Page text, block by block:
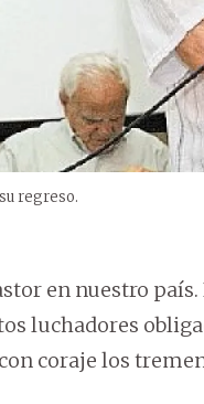
regreso.
en nuestro
luchadores
coraje los